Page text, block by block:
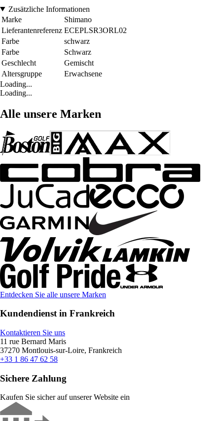
Zusätzliche Informationen
Marke
Shimano
Lieferantenreferenz ECEPLSR3ORL02
Farbe
schwarz
Farbe
Schwarz
Geschlecht
Gemischt
Altersgruppe
Erwachsene
Loading...
Loading...
Alle unsere Marken
Entdecken Sie alle unsere Marken
Kundendienst in Frankreich
Kontaktieren Sie uns
11 rue Bernard Maris
37270 Montlouis-sur-Loire, Frankreich
+33 1 86 47 62 58
Sichere Zahlung
Kaufen Sie sicher auf unserer Website ein